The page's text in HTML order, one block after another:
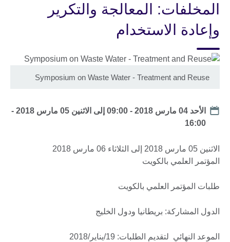
المخلفات: المعالجة والتكرير
وإعادة الاستخدام
Symposium on Waste Water - Treatment and Reuse
Date
الأحد 04 مارس 2018 - 09:00 إلى
الاثنين 05 مارس 2018 -
16:00
الاثنين 05 مارس 2018 إلى الثلاثاء 06 مارس 2018
المؤتمر العلمي بالكويت
طلبات المؤتمر العلمي بالكويت
الدول المشاركة: بريطانيا ودول الخليج
الموعد النهائي لتقديم الطلبات: 19/يناير/2018